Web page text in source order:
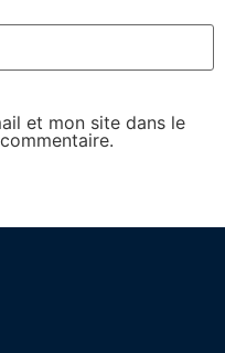
et mon site dans le